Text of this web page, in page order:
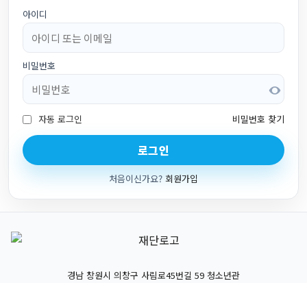
아이디
비밀번호
자동 로그인 비밀번호 찾기
로그인
처음이신가요? 회원가입
경남 창원시 의창구 사림로45번길 59 청소년관